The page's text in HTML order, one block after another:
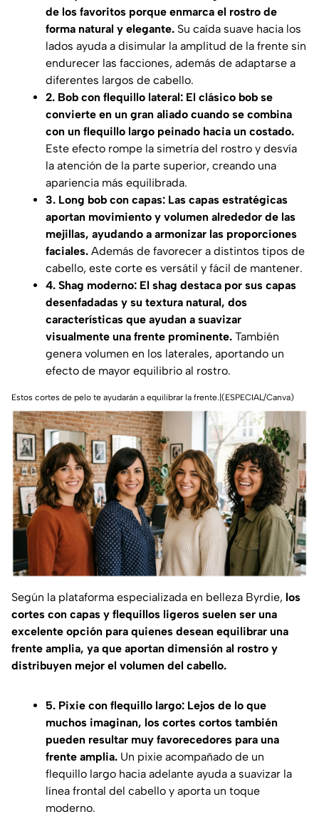
de los favoritos porque enmarca el rostro de
forma natural y elegante. Su caída suave hacia los
lados ayuda a disimular la amplitud de la frente sin
endurecer las facciones, además de adaptarse a
diferentes largos de cabello.
2. Bob con flequillo lateral: El clásico bob se
convierte en un gran aliado cuando se combina
con un flequillo largo peinado hacia un costado.
Este efecto rompe la simetría del rostro y desvía
la atención de la parte superior, creando una
apariencia más equilibrada.
3. Long bob con capas: Las capas estratégicas
aportan movimiento y volumen alrededor de las
mejillas, ayudando a armonizar las proporciones
faciales. Además de favorecer a distintos tipos de
cabello, este corte es versátil y fácil de mantener.
4. Shag moderno: El shag destaca por sus capas
desenfadadas y su textura natural, dos
características que ayudan a suavizar
visualmente una frente prominente. También
genera volumen en los laterales, aportando un
efecto de mayor equilibrio al rostro.
Estos cortes de pelo te ayudarán a equilibrar la frente.|(ESPECIAL/Canva)
Según la plataforma especializada en belleza Byrdie, los
cortes con capas y flequillos ligeros suelen ser una
excelente opción para quienes desean equilibrar una
frente amplia, ya que aportan dimensión al rostro y
distribuyen mejor el volumen del cabello.
5. Pixie con flequillo largo: Lejos de lo que
muchos imaginan, los cortes cortos también
pueden resultar muy favorecedores para una
frente amplia. Un pixie acompañado de un
flequillo largo hacia adelante ayuda a suavizar la
línea frontal del cabello y aporta un toque
moderno.